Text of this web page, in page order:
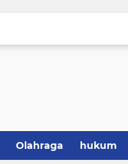
Olahraga hukum